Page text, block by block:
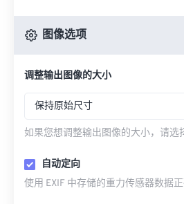
图像选项
调整输出图像的大小
保持原始尺寸
如果您想调整输出图像的大小，请选
自动定向
使用 EXIF 中存储的重力传感器数据